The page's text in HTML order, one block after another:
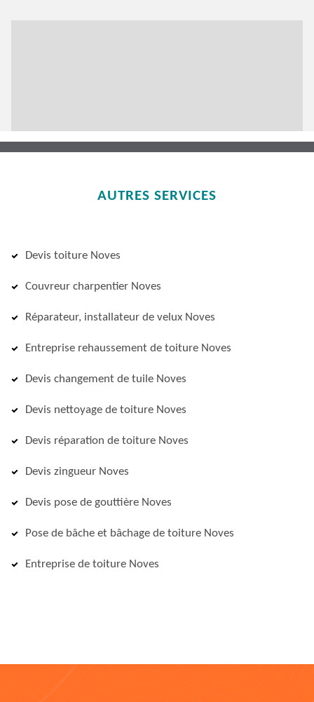
AUTRES SERVICES
Devis toiture Noves
Couvreur charpentier Noves
Réparateur, installateur de velux Noves
Entreprise rehaussement de toiture Noves
Devis changement de tuile Noves
Devis nettoyage de toiture Noves
Devis réparation de toiture Noves
Devis zingueur Noves
Devis pose de gouttière Noves
Pose de bâche et bâchage de toiture Noves
Entreprise de toiture Noves